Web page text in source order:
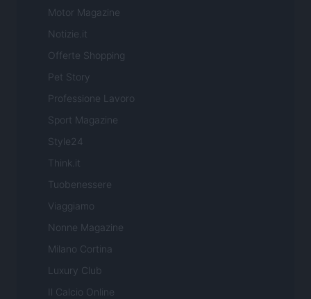
Motor Magazine
Notizie.it
Offerte Shopping
Pet Story
Professione Lavoro
Sport Magazine
Style24
Think.it
Tuobenessere
Viaggiamo
Nonne Magazine
Milano Cortina
Luxury Club
Il Calcio Online